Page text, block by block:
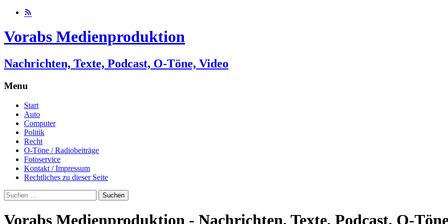
Vorabs Medienproduktion
Nachrichten, Texte, Podcast, O-Töne, Video
Menu
Skip
content
Start
Auto
Computer
Politik
Recht
O-Töne / Radiobeiträge
Fotoservice
Kontakt / Impressum
Rechtliches zu dieser Seite
Suchen
nach:
Vorabs Medienproduktion - Nachrichten, Texte, Podcast, O-